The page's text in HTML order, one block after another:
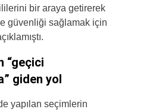
bir araya getirerek
güvenliği sağlamak için
“geçici
giden yol
yapılan seçimlerin